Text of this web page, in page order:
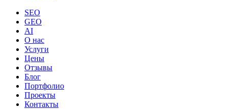
SEO
GEO
AI
О нас
Услуги
Цены
Отзывы
Блог
Портфолио
Проекты
Контакты